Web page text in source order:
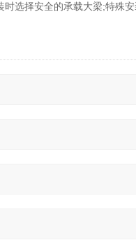
选择安全的承载大梁;特殊